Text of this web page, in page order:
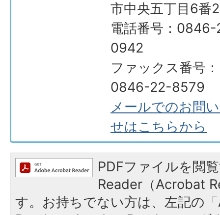
市中央五丁目6番
電話番号：
0942
ファックス番号：
0846-22-8579
メールでのお問
せはこちらから
PDFファイルを閲
Reader（Acrobat
す。お持ちでない方は、左記の